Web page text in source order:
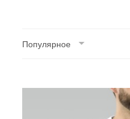
Популярное